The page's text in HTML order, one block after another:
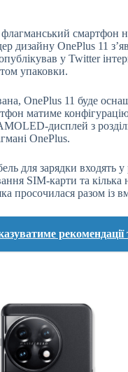
флагманський смартфон
дизайну OnePlus 11
у Twitter
упаковки.
OnePlus 11 буде
матиме
дисплей з
OnePlus.
для зарядки входять
SIM-карти та
просочилася разом із